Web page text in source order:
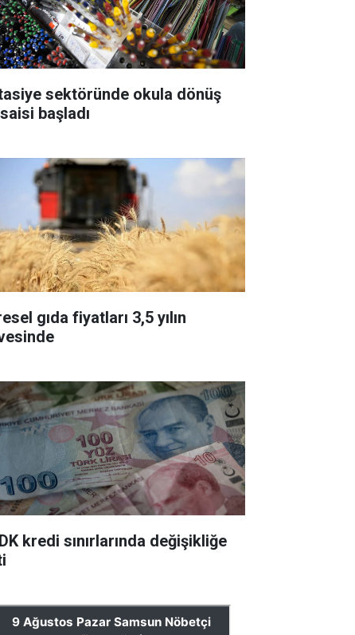
sektöründe okula dönüş
başladı
gıda fiyatları 3,5 yılın
kredi sınırlarında değişikliğe